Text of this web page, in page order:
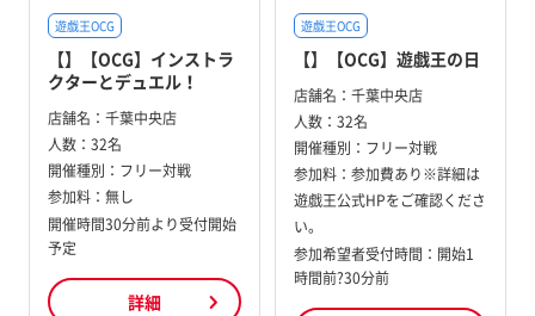
遊戯王OCG
【】【OCG】インストラ
クターとデュエル！
店舗名： 千葉中央店
人数： 32名
開催種別： フリー対戦
参加料： 無し
開催時間30分前より受付開始
予定
詳細
遊戯王OCG
【】【OCG】遊戯王の日
店舗名： 千葉中央店
人数： 32名
開催種別： フリー対戦
参加料： 参加費あり※詳細は
遊戯王公式HPをご確認くださ
い。
参加希望者受付時間：開始1
時間前?30分前